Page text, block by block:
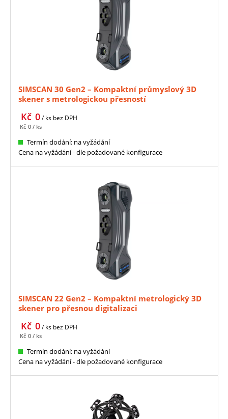
SIMSCAN 30 Gen2 – Kompaktní průmyslový 3D
skener s metrologickou přesností
0
Kč / ks bez DPH
0
Kč / ks
Termín dodání: na vyžádání
Cena na vyžádání - dle požadované konfigurace
SIMSCAN 22 Gen2 – Kompaktní metrologický 3D
skener pro přesnou digitalizaci
0
Kč / ks bez DPH
0
Kč / ks
Termín dodání: na vyžádání
Cena na vyžádání - dle požadované konfigurace